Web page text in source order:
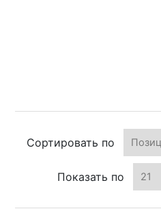
Сортировать по
Показать по